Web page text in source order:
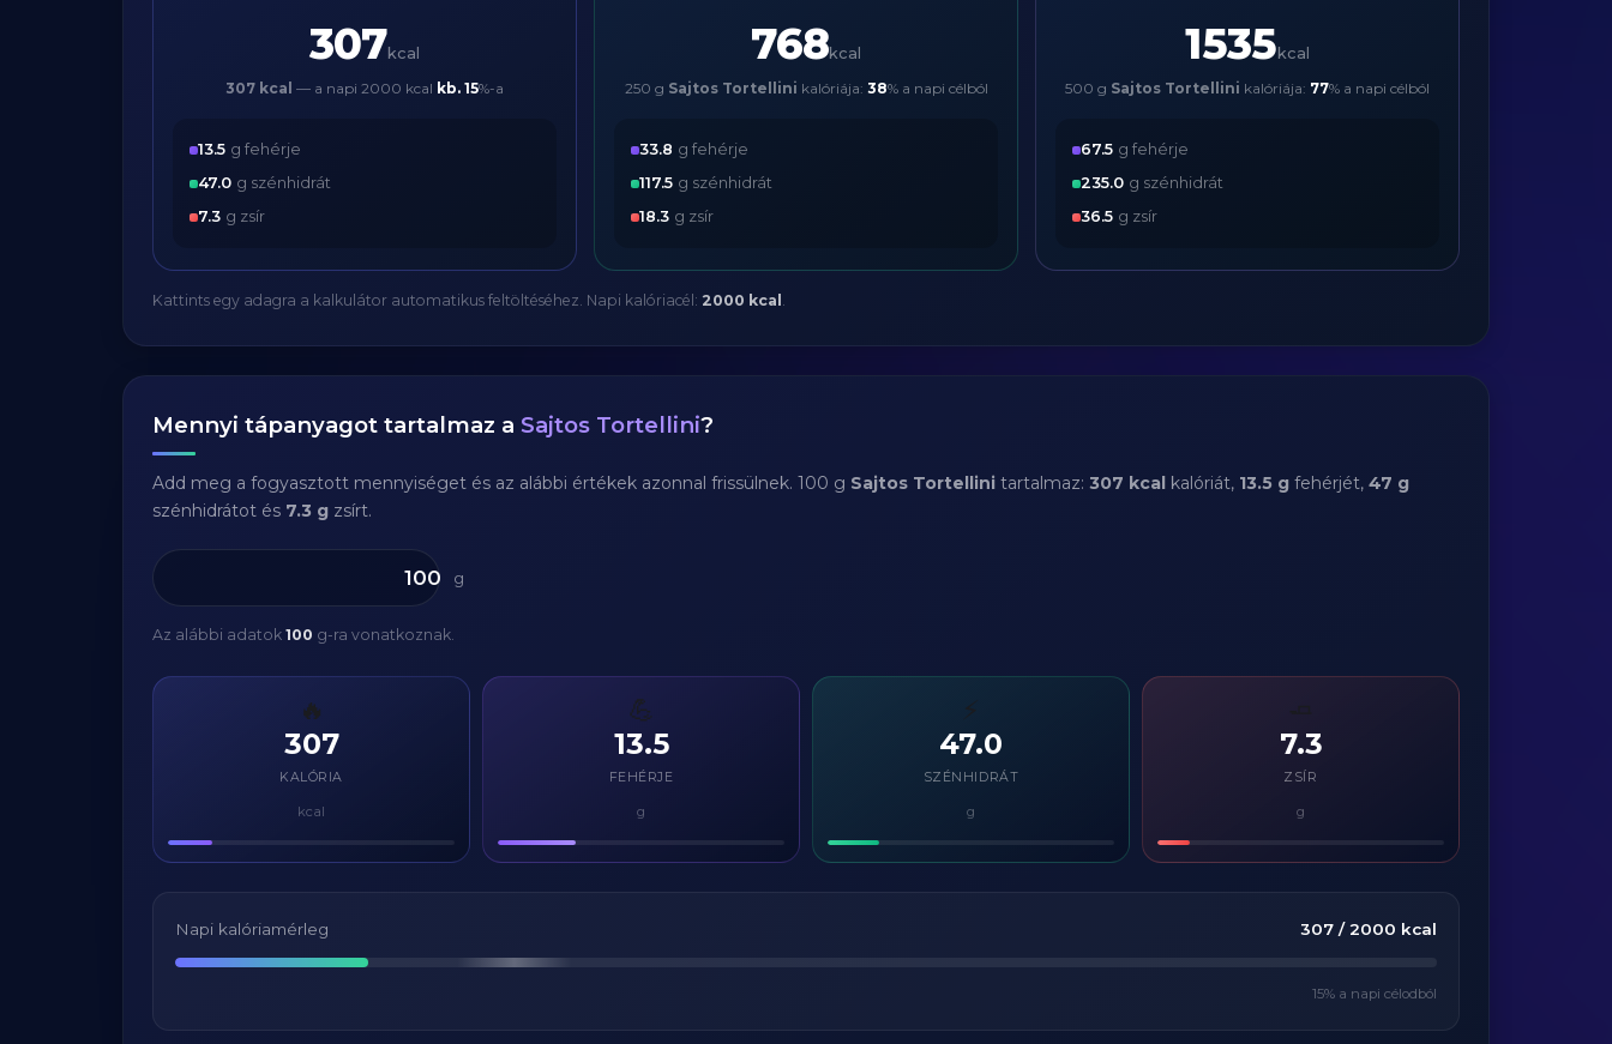
307kcal
307 kcal — a napi 2000 kcal kb. 15%-a
13.5 g fehérje
47.0 g szénhidrát
7.3 g zsír
768kcal
250 g Sajtos Tortellini kalóriája: 38% a napi célból
33.8 g fehérje
117.5 g szénhidrát
18.3 g zsír
1535 kcal
500 g Sajtos Tortellini kalóriája: 77% a napi célból
67.5 g fehérje
235.0 g szénhidrát
36.5 g zsír
Kattints egy adagra a kalkulátor automatikus feltöltéséhez. Napi kalóriacél: 2000 kcal .
Mennyi tápanyagot tartalmaz a Sajtos Tortellini?
Add meg a fogyasztott mennyiséget és az alábbi értékek azonnal frissülnek. 100 g Sajtos Tortellini tartalmaz: 307 kcal kalóriát, 13.5 g fehérjét, 47 g
szénhidrátot és 7.3 g zsírt.
g
Az alábbi adatok 100 g-ra vonatkoznak.
🔥
307
KALÓRIA
kcal
💪
13.5
FEHÉRJE
g
⚡
47.0
SZÉNHIDRÁT
g
7.3
ZSÍR
g
Napi kalóriamérleg 307 / 2000 kcal
15% a napi célodból